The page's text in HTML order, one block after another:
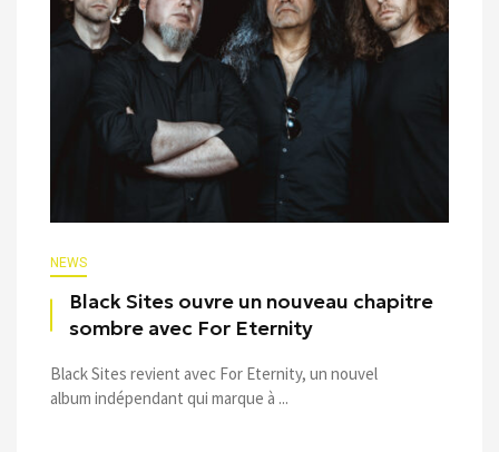
NEWS
Black Sites ouvre un nouveau chapitre
sombre avec For Eternity
Black Sites revient avec For Eternity, un nouvel
album indépendant qui marque à ...